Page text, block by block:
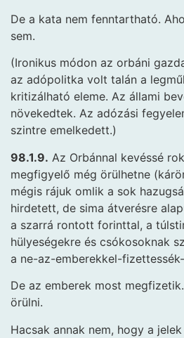
De a kata nem fenntartható.
sem.
(Ironikus módon az orbáni
az adópolitka volt talán a
kritizálható eleme. Az állami
növekedtek. Az adózási
szintre emelkedett.)
98.1.9. Az Orbánnal kevéssé
megfigyelő még örülhetne
mégis rájuk omlik a sok
hirdetett, de sima átverésre
a szarrá rontott forinttal, a
hülyeségekre és csókosoknak
a ne-az-emberekkel-
De az emberek most
örülni.
Hacsak annak nem, hogy a